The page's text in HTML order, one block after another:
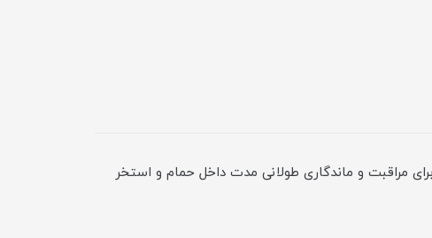
مراقبت و ماندگاری طولانی مدت داخل حمام و استخر